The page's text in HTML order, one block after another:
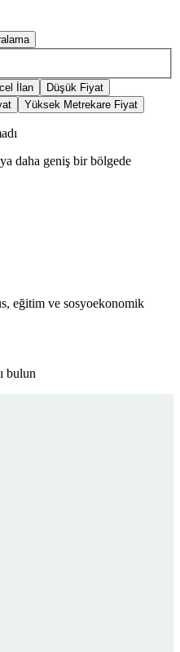
İlan
Düşük Fiyat
Yüksek Metrekare Fiyat
daha geniş bir bölgede
eğitim ve sosyoekonomik
bulun